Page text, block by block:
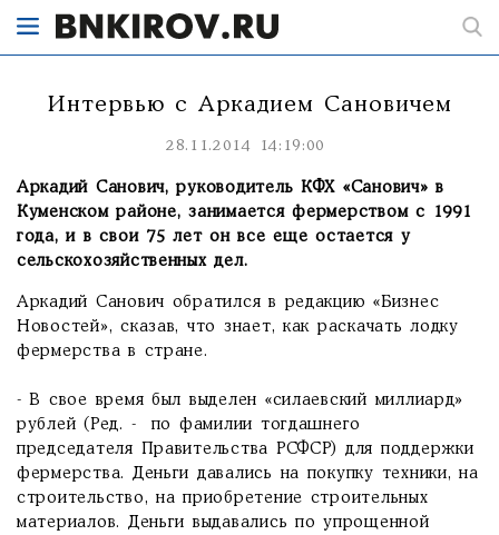
Интервью с Аркадием Сановичем
28.11.2014 14:19:00
Аркадий Санович, руководитель КФХ «Санович» в
Куменском районе, занимается фермерством с 1991
года, и в свои 75 лет он все еще остается у
сельскохозяйственных дел.
Аркадий Санович обратился в редакцию «Бизнес
Новостей», сказав, что знает, как раскачать лодку
фермерства в стране.
- В свое время был выделен «силаевский миллиард»
рублей (Ред. - по фамилии тогдашнего
председателя Правительства РСФСР) для поддержки
фермерства. Деньги давались на покупку техники, на
строительство, на приобретение строительных
материалов. Деньги выдавались по упрощенной